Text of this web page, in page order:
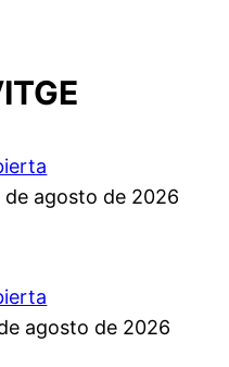
de agosto de 2026
agosto de 2026